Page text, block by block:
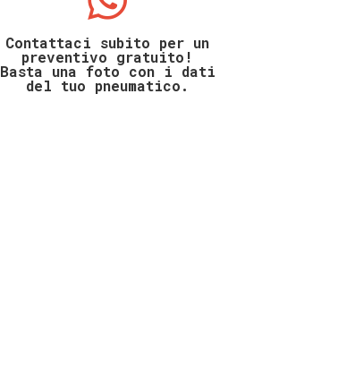
Contattaci subito per un
preventivo gratuito!
Basta una foto con i dati
del tuo pneumatico.